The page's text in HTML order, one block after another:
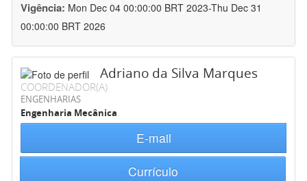
Vigência: Mon Dec 04 00:00:00 BRT 2023-Thu Dec 31
00:00:00 BRT 2026
Adriano da Silva Marques
COORDENADOR(A)
ENGENHARIAS
Engenharia Mecânica
E-mail
Currículo